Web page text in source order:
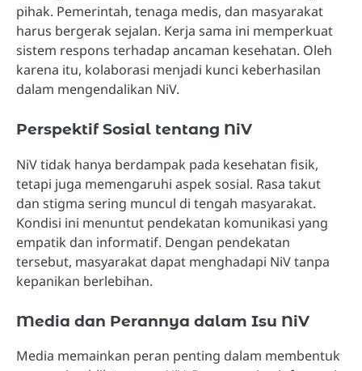
pihak. Pemerintah, tenaga medis, dan masyarakat
harus bergerak sejalan. Kerja sama ini memperkuat
sistem respons terhadap ancaman kesehatan. Oleh
karena itu, kolaborasi menjadi kunci keberhasilan
dalam mengendalikan NiV.
Perspektif Sosial tentang NiV
NiV tidak hanya berdampak pada kesehatan fisik,
tetapi juga memengaruhi aspek sosial. Rasa takut
dan stigma sering muncul di tengah masyarakat.
Kondisi ini menuntut pendekatan komunikasi yang
empatik dan informatif. Dengan pendekatan
tersebut, masyarakat dapat menghadapi NiV tanpa
kepanikan berlebihan.
Media dan Perannya dalam Isu NiV
Media memainkan peran penting dalam membentuk